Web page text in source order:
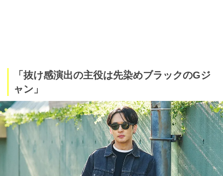
「抜け感演出の主役は先染めブラックのGジ
ャン」